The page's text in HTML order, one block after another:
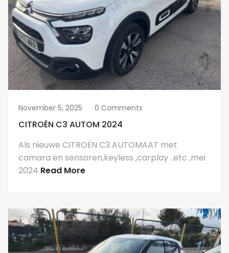
November 5, 2025 0 Comments
CITROËN C3 AUTOM 2024
Als nieuwe CITROËN C3 AUTOMAAT met
camara en sensoren,keyless ,carplay ..etc ,mei
2024 Read More